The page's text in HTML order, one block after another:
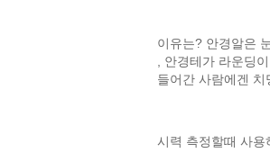
이유는? 안경알은
, 안경테가 라운딩
들어간 사람에겐 치
시력 측정할때 사용